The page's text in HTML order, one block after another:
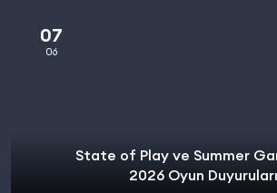
07
06
State of Play ve Summer
2026 Oyun Duyuruları